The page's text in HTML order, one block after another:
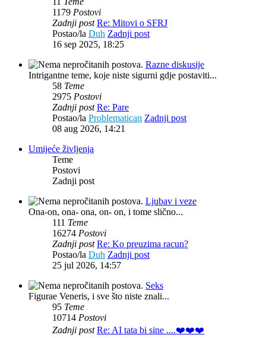
1179 Postovi
Zadnji post Re: Mitovi o SFRJ
Postao/la Duh Zadnji post
16 sep 2025, 18:25
Razne diskusije
Intrigantne teme, koje niste sigurni gdje postaviti...
58 Teme
2975 Postovi
Zadnji post Re: Pare
Postao/la Problematican Zadnji post
08 aug 2026, 14:21
Umijeće življenja
Teme
Postovi
Zadnji post
Ljubav i veze
Ona-on, ona- ona, on- on, i tome slično...
111 Teme
16274 Postovi
Zadnji post Re: Ko preuzima racun?
Postao/la Duh Zadnji post
25 jul 2026, 14:57
Seks
Figurae Veneris, i sve što niste znali...
95 Teme
10714 Postovi
Zadnji post Re: AI tata bi sine ....❤️❤️❤️